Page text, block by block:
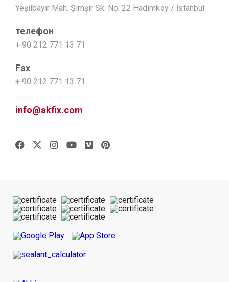
Yeşilbayır Mah. Şimşir Sk. No: 22 Hadımköy / İstanbul
телефон
+ 90 212 771 13 71
Fax
+ 90 212 771 13 71
info@akfix.com